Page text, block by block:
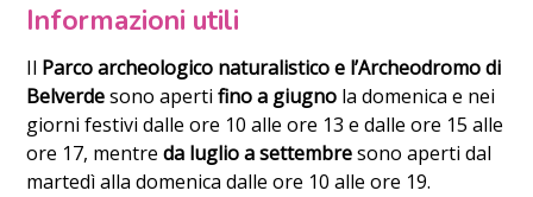
Informazioni utili
Il Parco archeologico naturalistico e l’Archeodromo di
Belverdesono aperti fino a giugno la domenica e nei
giorni festivi dalle ore 10 alle ore 13 e dalle ore 15 alle
ore 17, mentreda luglio a settembresono aperti dal
martedì alla domenica dalle ore 10 alle ore 19.